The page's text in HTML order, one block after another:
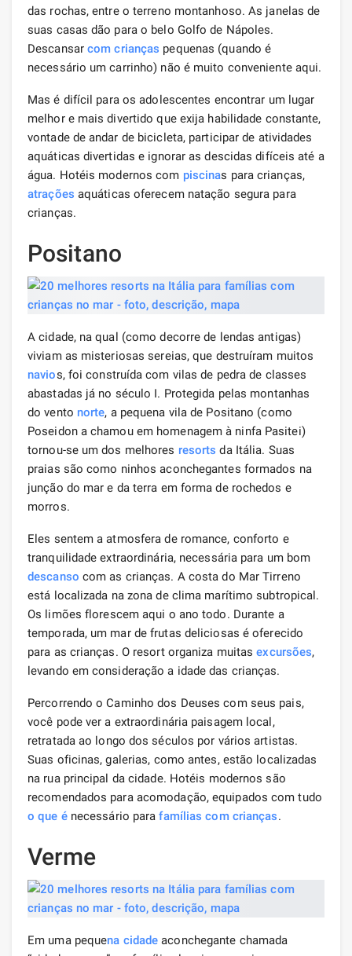
das rochas, entre o terreno montanhoso. As janelas de
suas casas dão para o belo Golfo de Nápoles.
Descansar com crianças pequenas (quando é
necessário um carrinho) não é muito conveniente aqui.
Mas é difícil para os adolescentes encontrar um lugar
melhor e mais divertido que exija habilidade constante,
vontade de andar de bicicleta, participar de atividades
aquáticas divertidas e ignorar as descidas difíceis até a
água. Hotéis modernos com piscinas para crianças,
atrações aquáticas oferecem natação segura para
crianças.
Positano
A cidade, na qual (como decorre de lendas antigas)
viviam as misteriosas sereias, que destruíram muitos
navios, foi construída com vilas de pedra de classes
abastadas já no século I. Protegida pelas montanhas
do vento norte, a pequena vila de Positano (como
Poseidon a chamou em homenagem à ninfa Pasitei)
tornou-se um dos melhores resorts da Itália. Suas
praias são como ninhos aconchegantes formados na
junção do mar e da terra em forma de rochedos e
morros.
Eles sentem a atmosfera de romance, conforto e
tranquilidade extraordinária, necessária para um bom
descanso com as crianças. A costa do Mar Tirreno
está localizada na zona de clima marítimo subtropical.
Os limões florescem aqui o ano todo. Durante a
temporada, um mar de frutas deliciosas é oferecido
para as crianças. O resort organiza muitasexcursões,
levando em consideração a idade das crianças.
Percorrendo o Caminho dos Deuses com seus pais,
você pode ver a extraordinária paisagem local,
retratada ao longo dos séculos por vários artistas.
Suas oficinas, galerias, como antes, estão localizadas
na rua principal da cidade. Hotéis modernos são
recomendados para acomodação, equipados com tudo
o que énecessário parafamílias com crianças.
Verme
Em uma pequena cidade aconchegante chamada